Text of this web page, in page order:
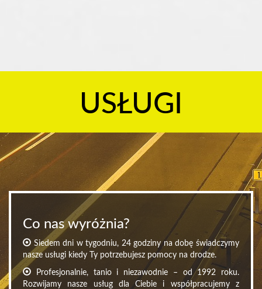
USŁUGI
Co nas wyróżnia?
Siedem dni w tygodniu, 24 godziny na dobę świadczymy
nasze usługi kiedy Ty potrzebujesz pomocy na drodze.
Profesjonalnie, tanio i niezawodnie – od 1992 roku.
Rozwijamy nasze usług dla Ciebie i współpracujemy z